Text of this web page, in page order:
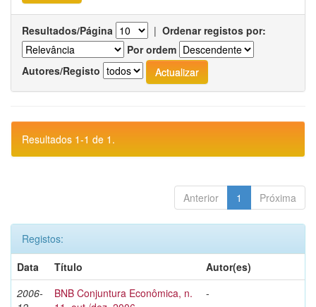
Resultados/Página | Ordenar registos por:
Por ordem
Autores/Registo
Resultados 1-1 de 1.
Anterior 1 Próxima
Registos:
Data
Título
Autor(es)
2006-
BNB Conjuntura Econômica, n.
-